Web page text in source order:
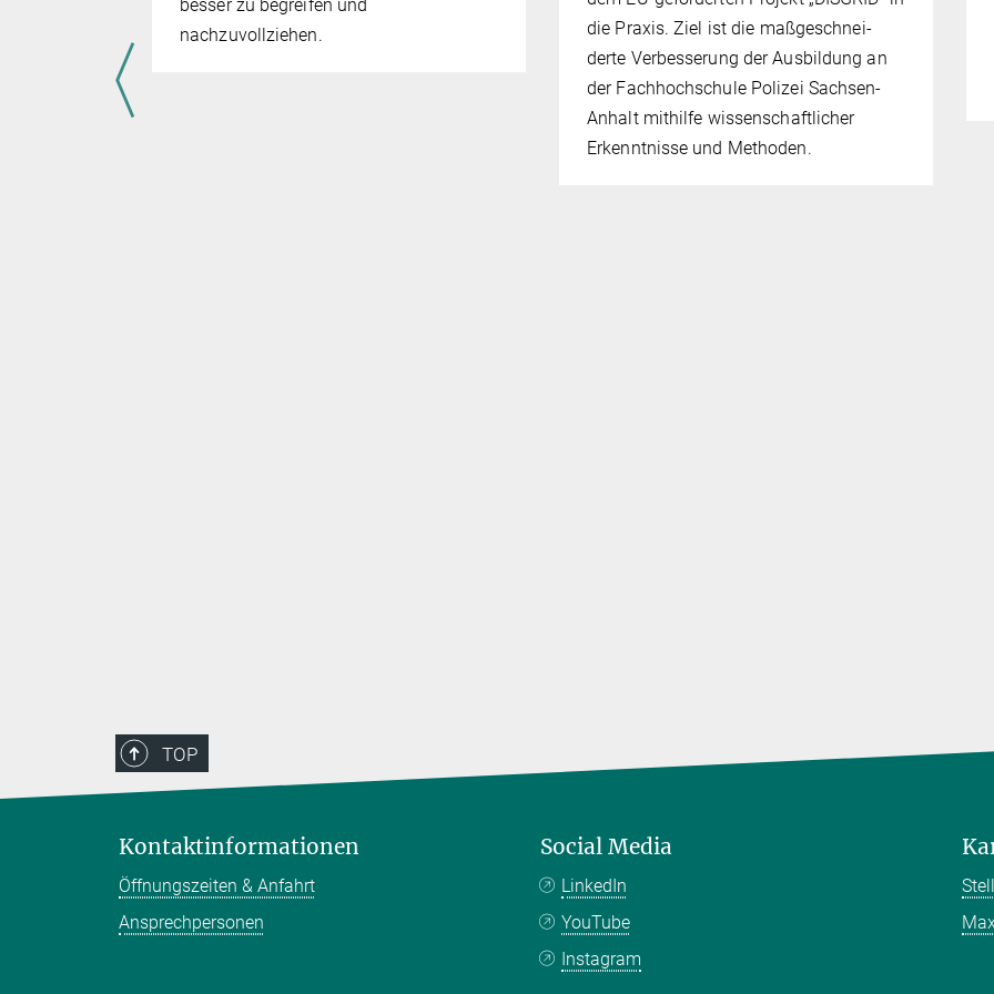
besser zu begreifen und
nachzuvollziehen.
die Praxis. Ziel ist die maßge­schnei­
derte Verbesserung der Ausbildung an
der Fachhochschule Polizei Sachsen-
Anhalt mithilfe wissenschaftlicher
Erkenntnisse und Methoden.
TOP
Kontaktinformationen
Öffnungszeiten & Anfahrt
Ansprechpersonen
Social Media
LinkedIn
YouTube
Instagram